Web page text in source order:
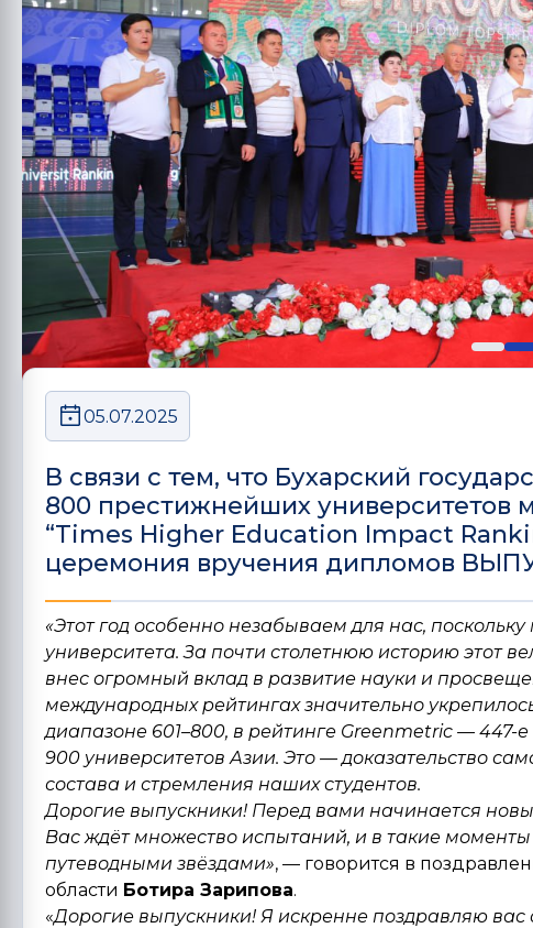
05.07.2025
В связи с тем, что Бухарский
800 престижнейших университетов
“Times Higher Education Impact
церемония вручения дипломов
«Этот год особенно незабываем для нас,
университета. За почти столетнюю историю этот
внес огромный вклад в развитие науки и
международных рейтингах значительно
диапазоне 601–800, в рейтинге Greenmetric — 447-
900 университетов Азии. Это — доказательство
состава и стремления наших студентов.
Дорогие выпускники! Перед вами начинается
Вас ждёт множество испытаний, и в такие моменты
путеводными звёздами», — говорится в
области Ботира Зарипова.
«Дорогие выпускники! Я искренне поздравляю